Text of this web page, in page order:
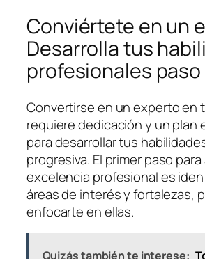
Conviértete en un
Desarrolla tus
profesionales paso
Convertirse en un experto en
requiere dedicación y un plan
para desarrollar tus
progresiva. El primer paso
excelencia profesional es
áreas de interés y fortalezas,
enfocarte en ellas.
Quizás también te interese: